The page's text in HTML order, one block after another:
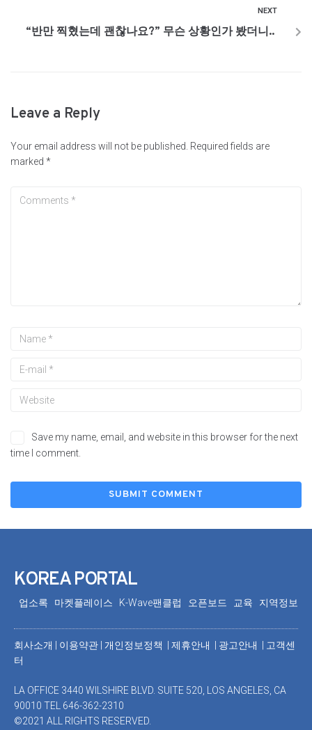
NEXT
“반만 찍혔는데 괜찮나요?” 무슨 상황인가 봤더니..
Leave a Reply
Your email address will not be published. Required fields are
marked *
Save my name, email, and website in this browser for the next
time I comment.
KOREA PORTAL
업소록 마켓플레이스 K-Wave팬클럽 오픈보드 교육 지역정보
회사소개 이용약관 개인정보정책 | 제휴안내 | 광고안내
고객센
터
LA OFFICE 3440 WILSHIRE BLVD. SUITE 520, LOS ANGELES, CA
90010 TEL 646-362-2310
©2021 ALL RIGHTS RESERVED.